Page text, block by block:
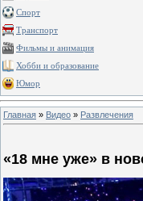
Спорт
Транспорт
Фильмы и анимация
Хобби и образование
Юмор
Главная » Видео » Развлечения
«18 мне уже» в